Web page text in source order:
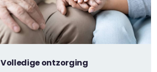
Volledige ontzorging